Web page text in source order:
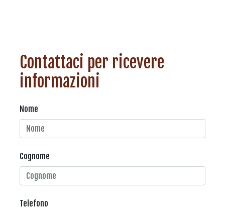
Contattaci per ricevere
informazioni
Nome
Cognome
Telefono